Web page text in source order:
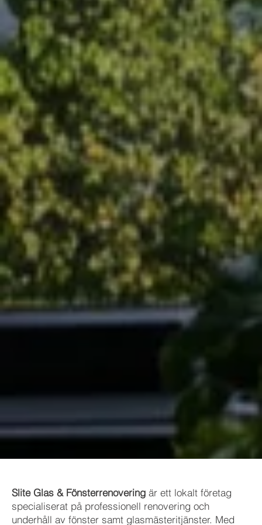
Slite Glas & Fönsterrenovering är ett lokalt företag
specialiserat på professionell renovering och
underhåll av fönster samt glasmästeritjänster. Med